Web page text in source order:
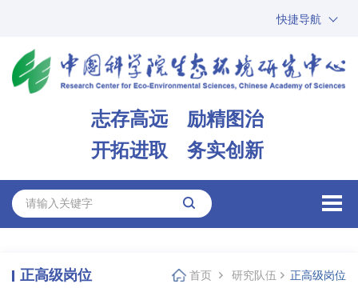
快捷导航
ARP
邮箱
志存高远 励精图治
开拓进取 务实创新
正高级岗位 首页 研究队伍 正高级岗位